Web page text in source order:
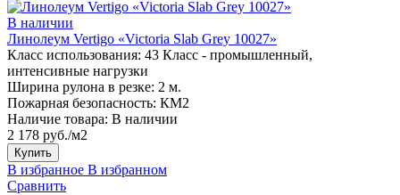
В наличии
Линолеум Vertigo «Victoria Slab Grey 10027»
Класс использования: 43 Класс - промышленный,
интенсивные нагрузки
Ширина рулона в резке: 2 м.
Пожарная безопасность: КМ2
Наличие товара: В наличии
2 178 руб./м2
Купить
В избранное В избранном
Сравнить